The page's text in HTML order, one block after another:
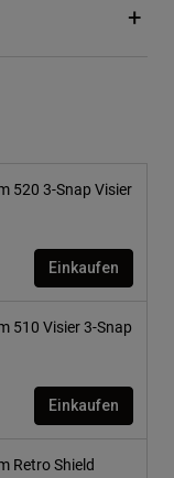
520 3-Snap Visier
Einkaufen
510 Visier 3-Snap
Einkaufen
Retro Shield